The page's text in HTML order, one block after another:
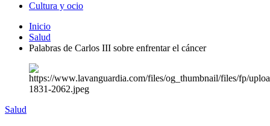
Cultura y ocio
Inicio
Salud
Palabras de Carlos III sobre enfrentar el cáncer
Salud